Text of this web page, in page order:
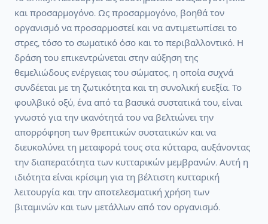
και προσαρμογόνο. Ως προσαρμογόνο, βοηθά τον
οργανισμό να προσαρμοστεί και να αντιμετωπίσει το
στρες, τόσο το σωματικό όσο και το περιβαλλοντικό. Η
δράση του επικεντρώνεται στην αύξηση της
θεμελιώδους ενέργειας του σώματος, η οποία συχνά
συνδέεται με τη ζωτικότητα και τη συνολική ευεξία. Το
φουλβικό οξύ, ένα από τα βασικά συστατικά του, είναι
γνωστό για την ικανότητά του να βελτιώνει την
απορρόφηση των θρεπτικών συστατικών και να
διευκολύνει τη μεταφορά τους στα κύτταρα, αυξάνοντας
την διαπερατότητα των κυτταρικών μεμβρανών. Αυτή η
ιδιότητα είναι κρίσιμη για τη βέλτιστη κυτταρική
λειτουργία και την αποτελεσματική χρήση των
βιταμινών και των μετάλλων από τον οργανισμό.